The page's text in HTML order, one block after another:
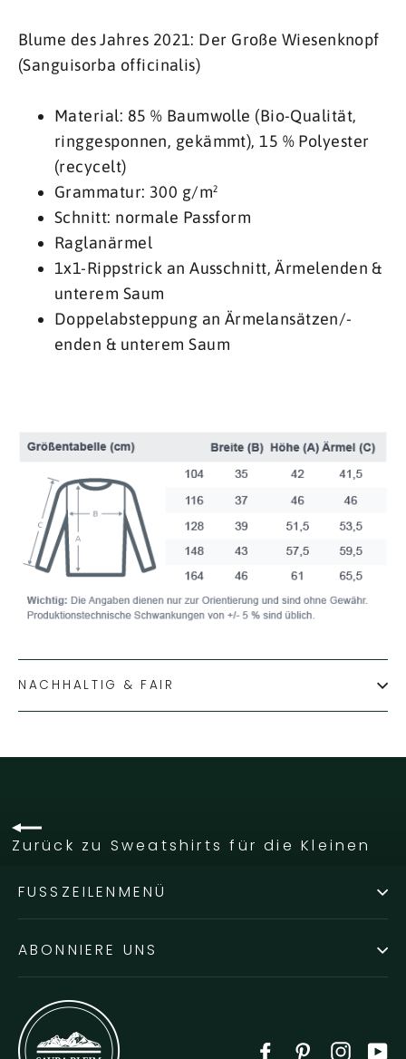
Blume des Jahres 2021: Der Große Wiesenknopf
(Sanguisorba officinalis)
Material: 85 % Baumwolle (Bio-Qualität,
ringgesponnen, gekämmt), 15 % Polyester
(recycelt)
Grammatur: 300 g/m²
Schnitt: normale Passform
Raglanärmel
1x1-Rippstrick an Ausschnitt, Ärmelenden &
unterem Saum
Doppelabsteppung an Ärmelansätzen/-
enden & unterem Saum
NACHHALTIG & FAIR
Zurück zu Sweatshirts für die Kleinen
FUSSZEILENMENÜ
ABONNIERE UNS
FacebookPinterest